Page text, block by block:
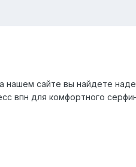
нашем сайте вы найдете
впн для комфортного